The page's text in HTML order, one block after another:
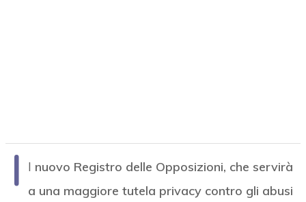
I l nuovo Registro delle Opposizioni, che servirà
a una maggiore tutela privacy contro gli abusi